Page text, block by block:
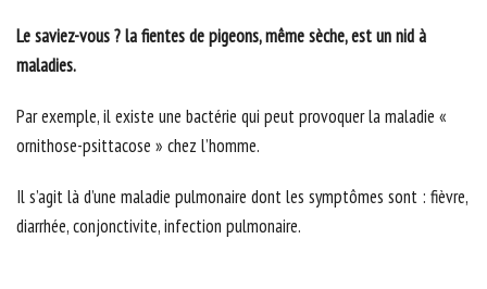
Le saviez-vous ? la fientes de pigeons, même sèche, est un nid à
maladies.
Par exemple, il existe une bactérie qui peut provoquer la maladie «
ornithose-psittacose » chez l’homme.
Il s’agit là d’une maladie pulmonaire dont les symptômes sont : fièvre,
diarrhée, conjonctivite, infection pulmonaire.